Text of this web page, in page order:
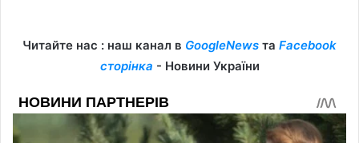
Читайте нас : наш канал в GoogleNews та Facebook
сторінка - Новини України